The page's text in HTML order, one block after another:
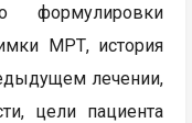
МРТ, история
лечении,
цели пациента